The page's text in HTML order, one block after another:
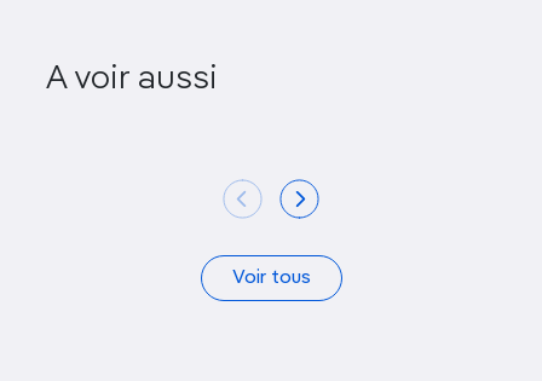
A voir aussi
La Sucrière
Voir tous